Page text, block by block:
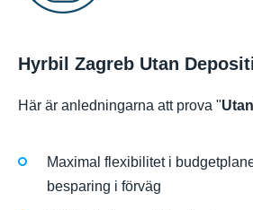
Hyrbil Zagreb Utan
Här är anledningarna att prova "
Maximal flexibilitet i
besparing i förväg